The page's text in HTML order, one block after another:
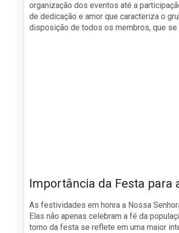
organização dos eventos até a
de dedicação e amor que caracteriza o
disposição de todos os membros, que
Importância da Festa para
As festividades em honra a Nossa
Elas não apenas celebram a fé da
torno da festa se reflete em uma maior